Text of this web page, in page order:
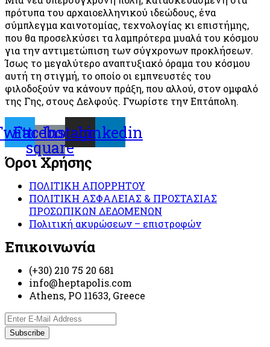
πρότυπα του αρχαιοελληνικού ιδεώδους, ένα
σύμπλεγμα καινοτομίας, τεχνολογίας κι επιστήμης,
που θα προσελκύσει τα λαμπρότερα μυαλά του κόσμου
για την αντιμετώπιση των σύγχρονων προκλήσεων.
Ίσως το μεγαλύτερο αναπτυξιακό όραμα του κόσμου
αυτή τη στιγμή, το οποίο οι εμπνευστές του
φιλοδοξούν να κάνουν πράξη, που αλλού, στον ομφαλό
της Γης, στους Δελφούς. Γνωρίστε την Επτάπολη.
Facebook-
square
Instagram
Linkedin
Όροι Χρήσης
ΠΟΛΙΤΙΚΗ ΑΠΟΡΡΗΤΟΥ
ΠΟΛΙΤΙΚΗ ΑΣΦΑΛΕΙΑΣ & ΠΡΟΣΤΑΣΙΑΣ
ΠΡΟΣΩΠΙΚΩΝ ΔΕΔΟΜΕΝΩΝ
Πολιτική ακυρώσεων – επιστροφών
Επικοινωνία
(+30) 210 75 20 681
info@heptapolis.com
Athens, PO 11633, Greece